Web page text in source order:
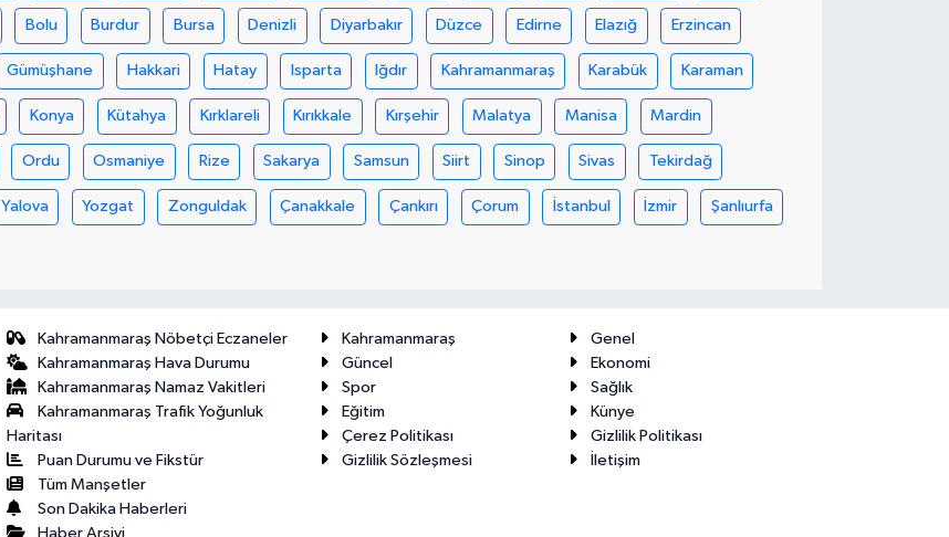
Bolu Burdur Bursa Denizli Diyarbakır Düzce Edirne Elazığ Erzincan
Gümüşhane Hakkari Hatay Isparta Iğdır Kahramanmaraş Karabük Karaman
Konya Kütahya Kırklareli Kırıkkale Kırşehir Malatya Manisa Mardin
Ordu Osmaniye Rize Sakarya Samsun Siirt Sinop Sivas Tekirdağ
Yalova Yozgat Zonguldak Çanakkale Çankırı Çorum İstanbul İzmir Şanlıurfa
Kahramanmaraş Nöbetçi Eczaneler
Kahramanmaraş Hava Durumu
Kahramanmaraş Namaz Vakitleri
Kahramanmaraş Trafik Yoğunluk
Haritası
Puan Durumu ve Fikstür
Tüm Manşetler
Son Dakika Haberleri
Haber Arşivi
Kahramanmaraş
Genel
Güncel
Ekonomi
Spor
Sağlık
Eğitim
Künye
Çerez Politikası
Gizlilik Politikası
Gizlilik Sözleşmesi
İletişim